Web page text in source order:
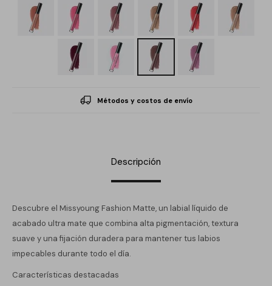
Métodos y costos de envío
Descripción
Descubre el Missyoung Fashion Matte, un labial líquido de
acabado ultra mate que combina alta pigmentación, textura
suave y una fijación duradera para mantener tus labios
impecables durante todo el día.
Características destacadas